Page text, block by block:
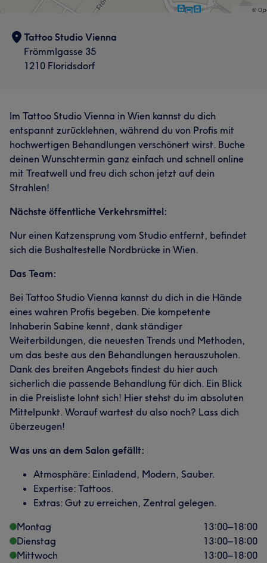
Tattoo Studio Vienna
Frömmlgasse 35
1210 Floridsdorf
Im Tattoo Studio Vienna in Wien kannst du dich
entspannt zurücklehnen, während du von Profis mit
hochwertigen Behandlungen verschönert wirst. Buche
deinen Wunschtermin ganz einfach und schnell online
mit Treatwell und freu dich schon jetzt auf dein
Strahlen!
Nächste öffentliche Verkehrsmittel:
Nur einen Katzensprung vom Studio entfernt, befindet
sich die Bushaltestelle Nordbrücke in Wien.
Das Team:
Bei Tattoo Studio Vienna kannst du dich in die Hände
eines wahren Profis begeben. Die kompetente
Inhaberin Sabine kennt, dank ständiger
Weiterbildungen, die neuesten Trends und Methoden,
um das beste aus den Behandlungen herauszuholen.
Dank des breiten Angebots findest du hier auch
sicherlich die passende Behandlung für dich. Ein Blick
in die Preisliste lohnt sich! Hier stehst du im absoluten
Mittelpunkt. Worauf wartest du also noch? Lass dich
überzeugen!
Was uns an dem Salon gefällt:
Atmosphäre: Einladend, Modern, Sauber.
Expertise: Tattoos.
Extras: Gut zu erreichen, Zentral gelegen.
Montag
13:00–18:00
Dienstag
13:00–18:00
Mittwoch
13:00–18:00